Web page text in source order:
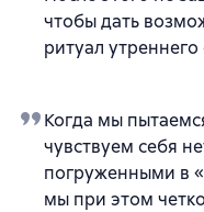
чтобы дать
ритуал
Когда мы
чувствуем себя
погруженными в
мы при этом